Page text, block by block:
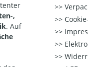
,
. Auf